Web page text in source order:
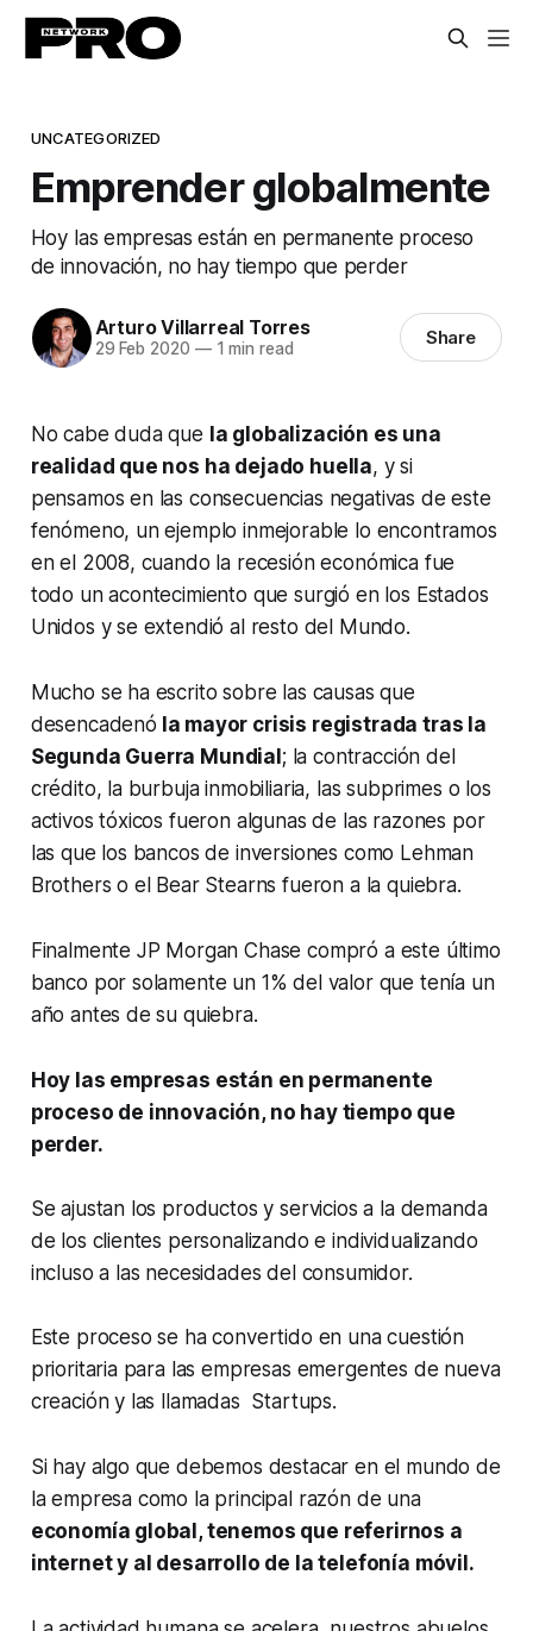
UNCATEGORIZED
Emprender globalmente
Hoy las empresas están en permanente proceso
de innovación, no hay tiempo que perder
Arturo Villarreal Torres
29 Feb 2020 —1 min read Share
No cabe duda que la globalización es una
realidad que nos ha dejado huella, y si
pensamos en las consecuencias negativas de este
fenómeno, un ejemplo inmejorable lo encontramos
en el 2008, cuando la recesión económica fue
todo un acontecimiento que surgió en los Estados
Unidos y se extendió al resto del Mundo.
Mucho se ha escrito sobre las causas que
desencadenó la mayor crisis registrada tras la
Segunda Guerra Mundial; la contracción del
crédito, la burbuja inmobiliaria, las subprimes o los
activos tóxicos fueron algunas de las razones por
las que los bancos de inversiones como Lehman
Brothers o el Bear Stearns fueron a la quiebra.
Finalmente JP Morgan Chase compró a este último
banco por solamente un 1% del valor que tenía un
año antes de su quiebra.
Hoy las empresas están en permanente
proceso de innovación, no hay tiempo que
perder.
Se ajustan los productos y servicios a la demanda
de los clientes personalizando e individualizando
incluso a las necesidades del consumidor.
Este proceso se ha convertido en una cuestión
prioritaria para las empresas emergentes de nueva
creación y las llamadas Startups.
Si hay algo que debemos destacar en el mundo de
la empresa como la principal razón de una
economía global, tenemos que referirnos a
internet y al desarrollo de la telefonía móvil.